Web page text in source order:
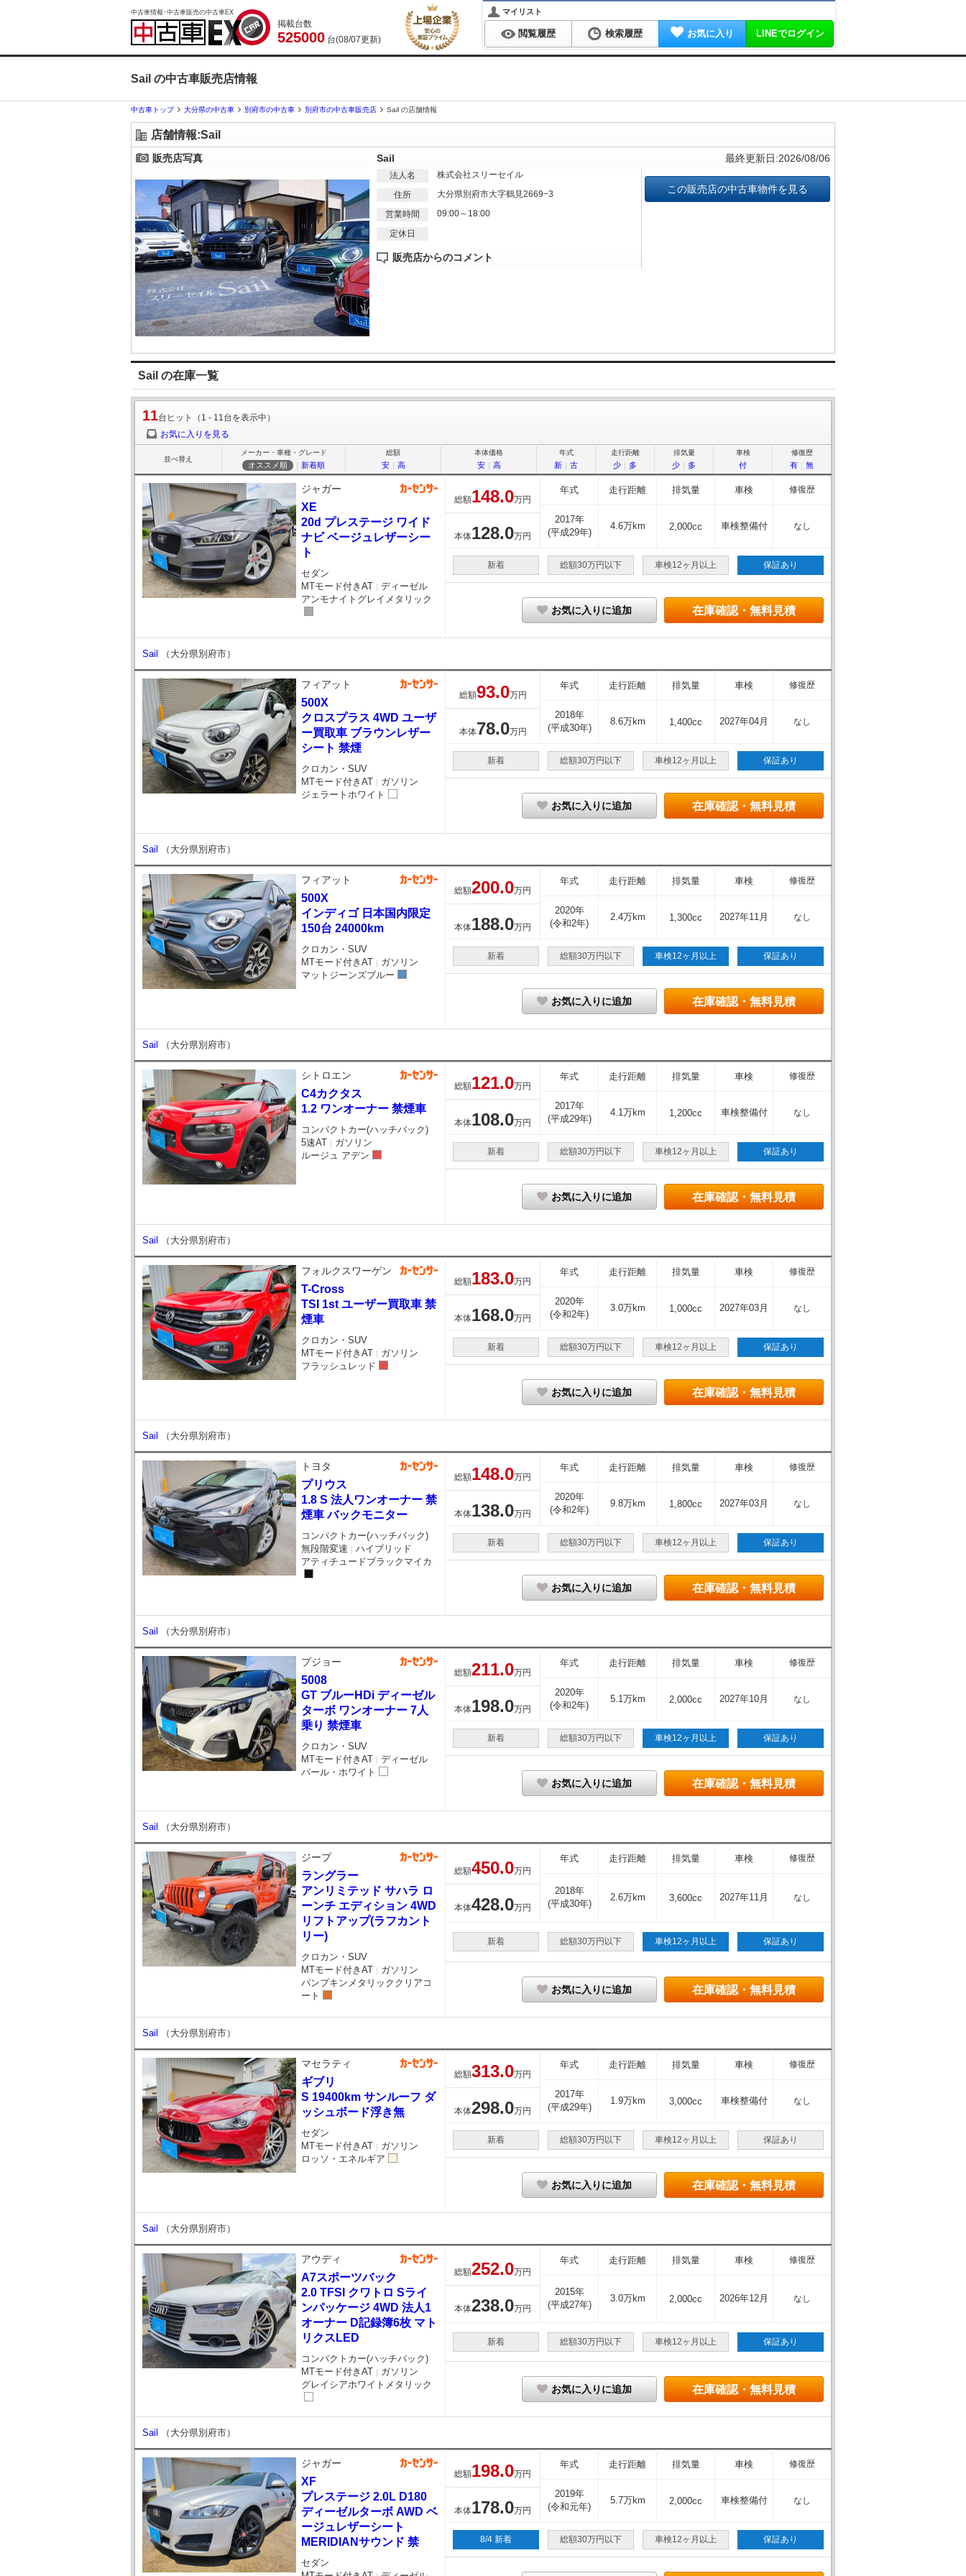
中古車情報･中古車販売の中古車EX
掲載台数
525000 台(08/07更新)
マイリスト
閲覧履歴 検索履歴 お気に入り LINEでログイン
Sail の中古車販売店情報
中古車トップ 大分県の中古車 別府市の中古車 別府市の中古車販売店 Sail の店舗情報
店舗情報:Sail
販売店写真 Sail
法人名
株式会社スリーセイル
住所
大分県別府市大字鶴見2669−3
営業時間
09:00～18:00
定休日
販売店からのコメント
最終更新日:2026/08/06
この販売店の中古車物件を見る
Sail の在庫一覧
11台ヒット（1 - 11台を表示中）
お気に入りを見る
並べ替え
メーカー・車種・グレード
オススメ順 ｜ 新着順
総額
安｜ 高
本体価格
安｜ 高
年式
新 ｜ 古
走行距離
少 ｜ 多
排気量
少 ｜ 多
車検
付
修復歴
有 ｜ 無
ジャガー
XE
20d プレステージ ワイド
ナビ ベージュレザーシー
ト
セダン
MTモード付きAT ｜ ディーゼル
アンモナイトグレイメタリック
総額148.0万円
本体128.0万円
年式 走行距離 排気量 車検 修復歴
2017年
(平成29年)
4.6万km 2,000cc 車検整備付 なし
新着 総額30万円以下 車検12ヶ月以上 保証あり
在庫確認・無料見積
お気に入りに追加
Sail （大分県別府市）
フィアット
500X
クロスプラス 4WD ユーザ
ー買取車 ブラウンレザー
シート 禁煙
クロカン・SUV
MTモード付きAT ｜ ガソリン
ジェラートホワイト
総額93.0万円
本体78.0万円
年式 走行距離 排気量 車検 修復歴
2018年
(平成30年)
8.6万km 1,400cc 2027年04月 なし
新着 総額30万円以下 車検12ヶ月以上 保証あり
在庫確認・無料見積
お気に入りに追加
Sail （大分県別府市）
フィアット
500X
インディゴ 日本国内限定
150台 24000km
クロカン・SUV
MTモード付きAT ｜ ガソリン
マットジーンズブルー
総額200.0万円
本体188.0万円
年式 走行距離 排気量 車検 修復歴
2020年
(令和2年)
2.4万km 1,300cc 2027年11月 なし
新着 総額30万円以下 車検12ヶ月以上 保証あり
在庫確認・無料見積
お気に入りに追加
Sail （大分県別府市）
シトロエン
C4カクタス
1.2 ワンオーナー 禁煙車
コンパクトカー(ハッチバック)
5速AT ｜ ガソリン
ルージュ アデン
総額121.0万円
本体108.0万円
年式 走行距離 排気量 車検 修復歴
2017年
(平成29年)
4.1万km 1,200cc 車検整備付 なし
新着 総額30万円以下 車検12ヶ月以上 保証あり
在庫確認・無料見積
お気に入りに追加
Sail （大分県別府市）
フォルクスワーゲン
T-Cross
TSI 1st ユーザー買取車 禁
煙車
クロカン・SUV
MTモード付きAT ｜ ガソリン
フラッシュレッド
総額183.0万円
本体168.0万円
年式 走行距離 排気量 車検 修復歴
2020年
(令和2年)
3.0万km 1,000cc 2027年03月 なし
新着 総額30万円以下 車検12ヶ月以上 保証あり
在庫確認・無料見積
お気に入りに追加
Sail （大分県別府市）
トヨタ
プリウス
1.8 S 法人ワンオーナー 禁
煙車 バックモニター
コンパクトカー(ハッチバック)
無段階変速 ｜ ハイブリッド
アティチュードブラックマイカ
総額148.0万円
本体138.0万円
年式 走行距離 排気量 車検 修復歴
2020年
(令和2年)
9.8万km 1,800cc 2027年03月 なし
新着 総額30万円以下 車検12ヶ月以上 保証あり
在庫確認・無料見積
お気に入りに追加
Sail （大分県別府市）
プジョー
5008
GT ブルーHDi ディーゼル
ターボ ワンオーナー 7人
乗り 禁煙車
クロカン・SUV
MTモード付きAT ｜ ディーゼル
パール・ホワイト
総額211.0万円
本体198.0万円
年式 走行距離 排気量 車検 修復歴
2020年
(令和2年)
5.1万km 2,000cc 2027年10月 なし
新着 総額30万円以下 車検12ヶ月以上 保証あり
在庫確認・無料見積
お気に入りに追加
Sail （大分県別府市）
ジープ
ラングラー
アンリミテッド サハラ ロ
ーンチ エディション 4WD
リフトアップ(ラフカント
リー)
クロカン・SUV
MTモード付きAT ｜ ガソリン
パンプキンメタリッククリアコ
ート
総額450.0万円
本体428.0万円
年式 走行距離 排気量 車検 修復歴
2018年
(平成30年)
2.6万km 3,600cc 2027年11月 なし
新着 総額30万円以下 車検12ヶ月以上 保証あり
在庫確認・無料見積
お気に入りに追加
Sail （大分県別府市）
マセラティ
ギブリ
S 19400km サンルーフ ダ
ッシュボード浮き無
セダン
MTモード付きAT ｜ ガソリン
ロッソ・エネルギア
総額313.0万円
本体298.0万円
年式 走行距離 排気量 車検 修復歴
2017年
(平成29年)
1.9万km 3,000cc 車検整備付 なし
新着 総額30万円以下 車検12ヶ月以上 保証あり
在庫確認・無料見積
お気に入りに追加
Sail （大分県別府市）
アウディ
A7スポーツバック
2.0 TFSI クワトロ Sライ
ンパッケージ 4WD 法人1
オーナー D記録簿6枚 マト
リクスLED
コンパクトカー(ハッチバック)
MTモード付きAT ｜ ガソリン
グレイシアホワイトメタリック
総額252.0万円
本体238.0万円
年式 走行距離 排気量 車検 修復歴
2015年
(平成27年)
3.0万km 2,000cc 2026年12月 なし
新着 総額30万円以下 車検12ヶ月以上 保証あり
在庫確認・無料見積
お気に入りに追加
Sail （大分県別府市）
ジャガー
XF
プレステージ 2.0L D180
ディーゼルターボ AWD ベ
ージュレザーシート
MERIDIANサウンド 禁
セダン
総額198.0万円
本体178.0万円
年式 走行距離 排気量 車検 修復歴
2019年
(令和元年)
5.7万km 2,000cc 車検整備付 なし
8/4 新着 総額30万円以下 車検12ヶ月以上 保証あり